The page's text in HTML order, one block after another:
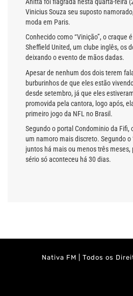
Vinicius Souza seu suposto
moda em Paris.
Conhecido como “Vinição”, o craque
Sheffield United, um clube inglês, os
deixando o evento de mãos dadas.
Apesar de nenhum dos dois terem
burburinhos de que eles estão
desde setembro, já que eles
promovida pela cantora, logo após,
primeiro jogo da NFL no Brasil.
Segundo o portal Condominio da Fifi,
um namoro mais discreto. Segundo o
juntos há mais ou menos três
sério só aconteceu há 30 dias.
Nativa FM | Todos os